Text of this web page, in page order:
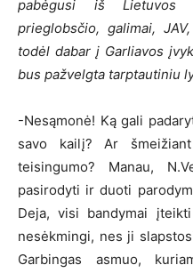
pabėgusi iš Lietuvos
prieglobsčio, galimai,
todėl dabar į Garliavos
bus pažvelgta tarptautiniu
-Nesąmonė! Ką gali
savo kailį? Ar
teisingumo? Manau,
pasirodyti ir duoti
Deja, visi bandymai
nesėkmingi, nes ji
Garbingas asmuo,